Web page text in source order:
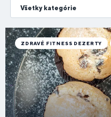
Všetky kategórie
ZDRAVÉ FITNESS DEZERTY